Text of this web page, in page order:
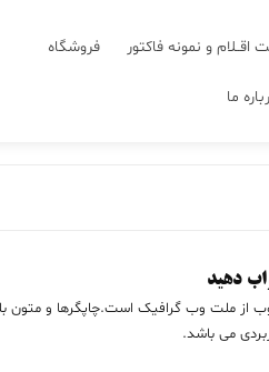
اقــلام و نمونه فاکتور فروشگاه
ما
دهید
ملت وب گرافیک است.چاپگرها و متون
می باشد.